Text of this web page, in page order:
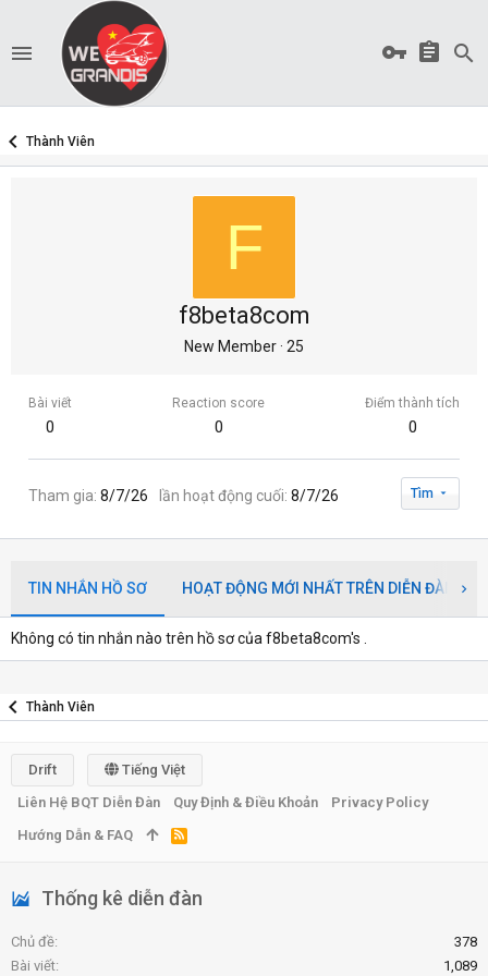
Thành Viên
F
f8beta8com
New Member· 25
Bài viết
0
Reaction score
0
Điểm thành tích
0
Tham gia 8/7/26 lần hoạt động cuối 8/7/26 Tìm
TIN NHẮN HỒ SƠ HOẠT ĐỘNG MỚI NHẤT TRÊN DIỄN ĐÀN
Không có tin nhắn nào trên hồ sơ của f8beta8com's .
Thành Viên
Thống kê diễn đàn
Chủ đề
378
Bài viết
1,089
Drift
Tiếng Việt
Liên Hệ BQT Diễn Đàn
Quy Định & Điều Khoản
Privacy Policy
Hướng Dẫn & FAQ
R
S